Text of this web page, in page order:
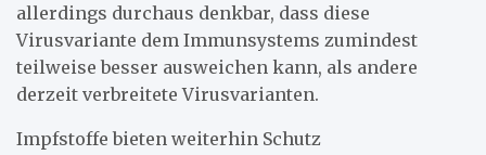
allerdings durchaus denkbar, dass diese
Virusvariante dem Immunsystems zumindest
teilweise besser ausweichen kann, als andere
derzeit verbreitete Virusvarianten.
Impfstoffe bieten weiterhin Schutz